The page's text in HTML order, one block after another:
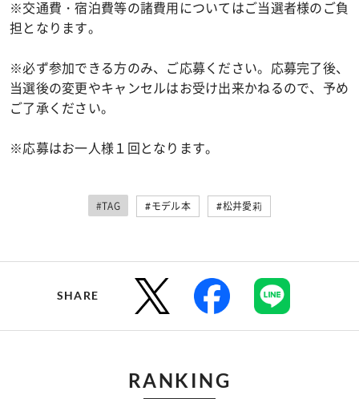
※交通費・宿泊費等の諸費用についてはご当選者様のご負
担となります。
※必ず参加できる方のみ、ご応募ください。応募完了後、
当選後の変更やキャンセルはお受け出来かねるので、予め
ご了承ください。
※応募はお一人様１回となります。
#TAG #モデル本 #松井愛莉
SHARE
RANKING